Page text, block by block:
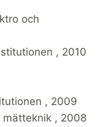
och
, 2010
, 2009
mätteknik , 2008